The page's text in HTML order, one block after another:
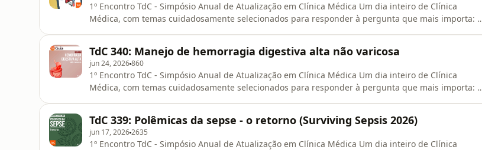
1º Encontro TdC - Simpósio Anual de Atualização em Clínica Médica Um dia inteiro de Clínica
Médica, com temas cuidadosamente selecionados para responder à pergunta que mais importa: o
em São Paulo no dia
TdC 340: Manejo de hemorragia digestiva alta não varicosa
jun 24, 2026860
1º Encontro TdC - Simpósio Anual de Atualização em Clínica Médica Um dia inteiro de Clínica
Médica, com temas cuidadosamente selecionados para responder à pergunta que mais importa: o
em São Paulo no dia
TdC 339: Polêmicas da sepse - o retorno (Surviving Sepsis 2026)
jun 17, 20262635
1º Encontro TdC - Simpósio Anual de Atualização em Clínica Médica Um dia inteiro de Clínica